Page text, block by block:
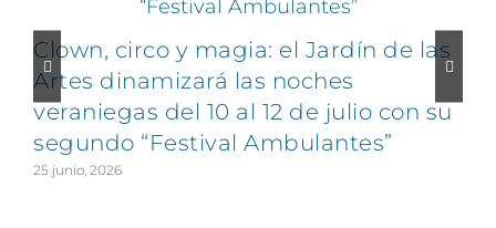
Clown, circo y magia: el Jardín de las
Artes dinamizará las noches
veraniegas del 10 al 12 de julio con su
segundo “Festival Ambulantes”
25 junio, 2026